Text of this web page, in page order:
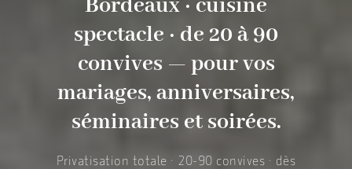
Bordeaux · cuisine
spectacle · de 20 à 90
convives — pour vos
mariages, anniversaires,
séminaires et soirées.
Privatisation totale · 20-90 convives · dès